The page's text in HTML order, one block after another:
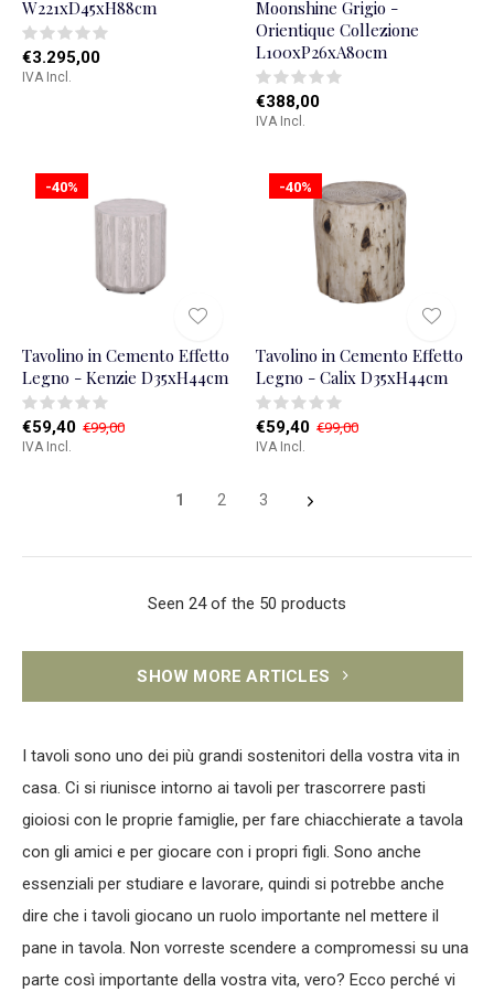
W221xD45xH88cm
€3.295,00
IVA Incl.
Moonshine Grigio -
Orientique Collezione
L100xP26xA80cm
€388,00
IVA Incl.
-40%
Tavolino in Cemento Effetto
Legno - Kenzie D35xH44cm
€59,40 €99,00
IVA Incl.
-40%
Tavolino in Cemento Effetto
Legno - Calix D35xH44cm
€59,40 €99,00
IVA Incl.
1 2 3
Seen 24 of the 50 products
SHOW MORE ARTICLES
I tavoli sono uno dei più grandi sostenitori della vostra vita in
casa. Ci si riunisce intorno ai tavoli per trascorrere pasti
gioiosi con le proprie famiglie, per fare chiacchierate a tavola
con gli amici e per giocare con i propri figli. Sono anche
essenziali per studiare e lavorare, quindi si potrebbe anche
dire che i tavoli giocano un ruolo importante nel mettere il
pane in tavola. Non vorreste scendere a compromessi su una
parte così importante della vostra vita, vero? Ecco perché vi